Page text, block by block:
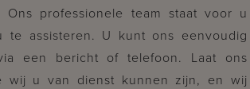
Ons professionele team staat voor u
te assisteren. U kunt ons eenvoudig
een bericht of telefoon. Laat ons
wij u van dienst kunnen zijn, en wij